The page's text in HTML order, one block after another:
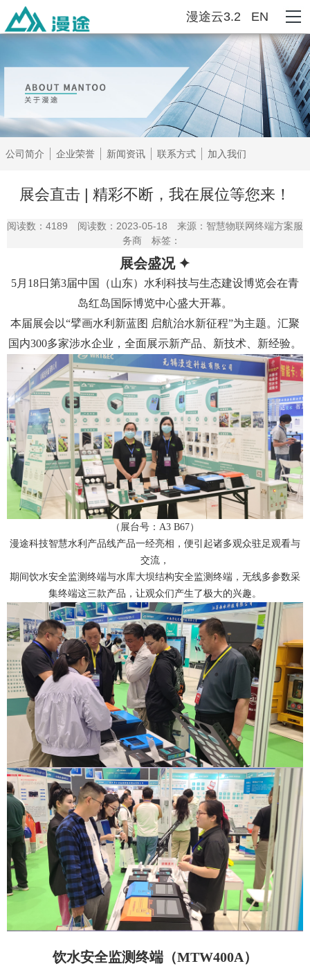
EN
漫途云3.2
公司简介 企业荣誉 新闻资讯 联系方式 加入我们
展会直击 | 精彩不断，我在展位等您来！
阅读数：4189 阅读数：2023-05-18
来源：智慧物联网终端方案服
务商
标签：
展会盛况 ✦
5月18日第3届中国（山东）水利科技与生态建设博览会在青
岛红岛国际博览中心盛大开幕。
本届展会以“擘画水利新蓝图 启航治水新征程”为主题。汇聚
国内300多家涉水企业，全面展示新产品、新技术、新经验。
（展台号：A3 B67）
漫途科技智慧水利产品线产品一经亮相，便引起诸多观众驻足观看与
交流，
期间饮水安全监测终端与水库大坝结构安全监测终端，无线多参数采
集终端这三款产品，让观众们产生了极大的兴趣。
饮水安全监测终端（MTW400A）